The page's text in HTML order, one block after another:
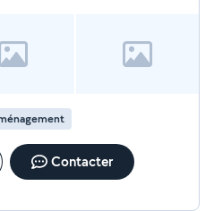
Contacter